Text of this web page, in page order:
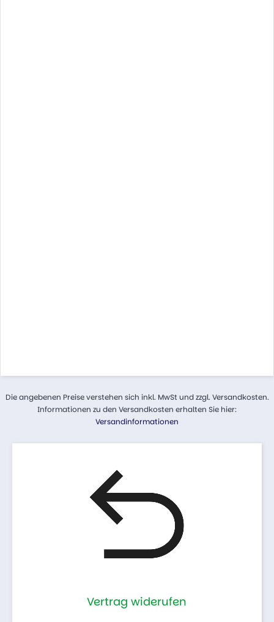
Die angebenen Preise verstehen sich inkl. MwSt und zzgl. Versandkosten.
Informationen zu den Versandkosten erhalten Sie hier:
Versandinformationen
Vertrag widerufen